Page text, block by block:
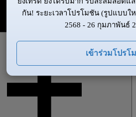
กัน! ระยะเวลาโปรโมชัน (รูปแบบใ
2568 - 26 กุมภาพันธ์
เข้าร่วมโปรโ